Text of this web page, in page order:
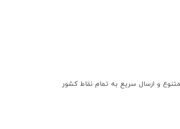
و ارسال سریع به تمام نقاط کشور